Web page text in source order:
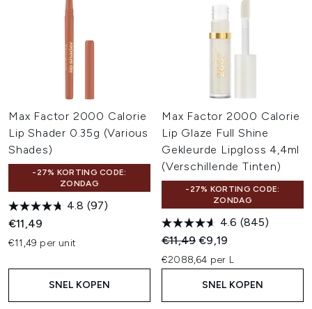
Max Factor 2000 Calorie
Lip Shader 0.35g (Various
Shades)
-27% KORTING CODE:
ZONDAG
4.8 (97)
€11,49
€11,49 per unit
SNEL KOPEN
Max Factor 2000 Calorie
Lip Glaze Full Shine
Gekleurde Lipgloss 4,4ml
(Verschillende Tinten)
-27% KORTING CODE:
ZONDAG
4.6 (845)
Recommended Retail Price:
€11,49Huidige prijs:
€9,19
€2088,64 per L
SNEL KOPEN